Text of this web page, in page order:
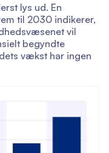
lys ud. En
til 2030 indikerer,
vil
begyndte
vækst har ingen